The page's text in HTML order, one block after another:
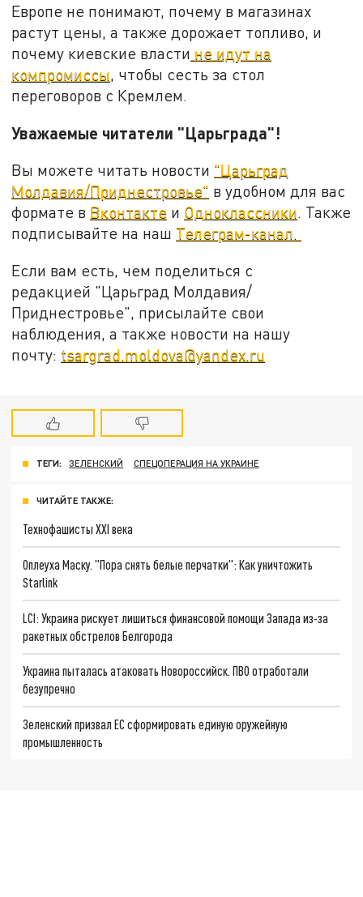
Европе не понимают, почему в магазинах
растут цены, а также дорожает топливо, и
почему киевские власти не идут на
компромиссы, чтобы сесть за стол
переговоров с Кремлем.
Уважаемые читатели "Царьграда"!
Вы можете читать новости "Царьград
Молдавия/Приднестровье" в удобном для вас
формате в Вконтакте и Одноклассники. Также
подписывайте на наш Телеграм-канал.
Если вам есть, чем поделиться с
редакцией "Царьград Молдавия/
Приднестровье", присылайте свои
наблюдения, а также новости на нашу
почту: tsargrad.moldova@yandex.ru
ТЕГИ: ЗЕЛЕНСКИЙ СПЕЦОПЕРАЦИЯ НА УКРАИНЕ
ЧИТАЙТЕ ТАКЖЕ:
Технофашисты XXI века
Оплеуха Маску. "Пора снять белые перчатки": Как уничтожить
Starlink
LCI: Украина рискует лишиться финансовой помощи Запада из-за
ракетных обстрелов Белгорода
Украина пыталась атаковать Новороссийск. ПВО отработали
безупречно
Зеленский призвал ЕС сформировать единую оружейную
промышленность